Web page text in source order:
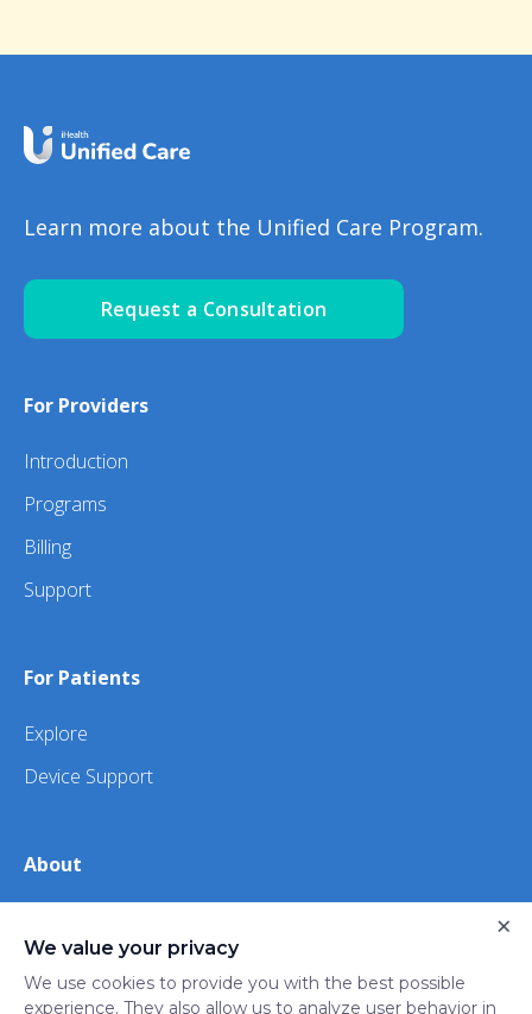
Learn more about the Unified Care Program.
Request a Consultation
For Providers
Introduction
Programs
Billing
Support
For Patients
Explore
Device Support
About
iHealth
We value your privacy
We use cookies to provide you with the best possible
experience. They also allow us to analyze user behavior in
×